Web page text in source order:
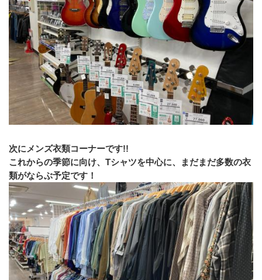
次にメンズ衣類コーナーです!!
これからの季節に向け、Tシャツを中心に、まだまだ多数の衣
類がならぶ予定です！